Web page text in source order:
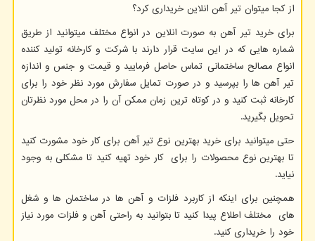
از کجا میتوان تیر آهن انلاین خریداری کرد؟
برای خرید تیر آهن به صورت انلاین در انواع مختلف میتوانید از طریق
شماره هایی که در این سایت قرار دارند با شرکت و کارخانه تولید کننده
انواع مصالح ساختمانی تماس حاصل فرمایید و قیمت و جنس و اندازه
تیر آهن ها را بپرسید و در صورت تمایل سفارش مورد نظر خود را برای
کارخانه ثبت کنید و در کوتاه ترین زمان ممکن آن را در محل مورد نظرتان
تحویل بگیرید.
حتی میتوانید برای خرید بهترین نوع تیر آهن برای کار خود مشورت کنید
تا بهترین نوع محصولات را برای کار خود تهیه کنید تا مشکلی به وجود
نیاید.
همچنین برای اینکه از کاربرد فلزات و آهن ها در ساختمان ها و شغل
های مختلف اطلاع پیدا کنید تا بتوانید به راحتی آهن و فلزات مورد نیاز
خود را خریداری کنید.